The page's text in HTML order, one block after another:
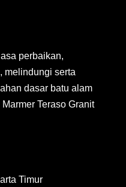
perbaikan,
melindungi serta
dasar batu alam
Teraso Granit
Timur